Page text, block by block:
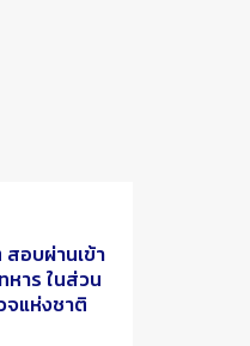
อบผ่านเข้า
หาร ในส่วน
จแห่งชาติ